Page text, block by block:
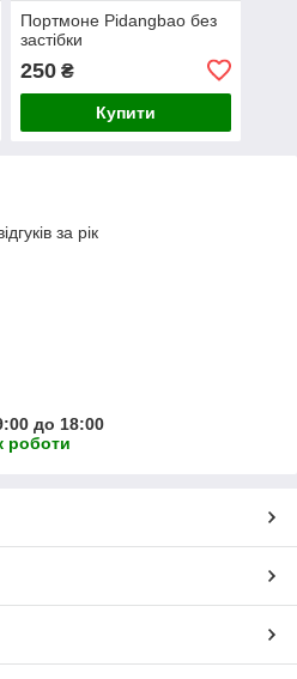
Портмоне Pidangbao без
застібки
250₴
Купити
за рік
до 18:00
роботи